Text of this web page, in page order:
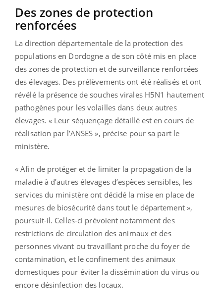
Des zones de protection
renforcées
La direction départementale de la protection des
populations en Dordogne a de son côté mis en place
des zones de protection et de surveillance renforcées
des élevages. Des prélèvements ont été réalisés et ont
révélé la présence de souches virales H5N1 hautement
pathogènes pour les volailles dans deux autres
élevages. « Leur séquençage détaillé est en cours de
réalisation par l’ANSES », précise pour sa part le
ministère.
« Afin de protéger et de limiter la propagation de la
maladie à d’autres élevages d’espèces sensibles, les
services du ministère ont décidé la mise en place de
mesures de biosécurité dans tout le département »,
poursuit-il. Celles-ci prévoient notamment des
restrictions de circulation des animaux et des
personnes vivant ou travaillant proche du foyer de
contamination, et le confinement des animaux
domestiques pour éviter la dissémination du virus ou
encore désinfection des locaux.